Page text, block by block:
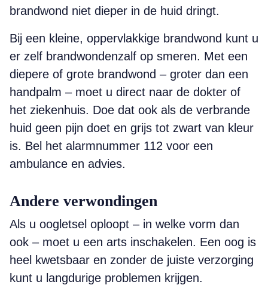
brandwond niet dieper in de huid dringt.
Bij een kleine, oppervlakkige brandwond kunt u
er zelf brandwondenzalf op smeren. Met een
diepere of grote brandwond – groter dan een
handpalm – moet u direct naar de dokter of
het ziekenhuis. Doe dat ook als de verbrande
huid geen pijn doet en grijs tot zwart van kleur
is. Bel het alarmnummer 112 voor een
ambulance en advies.
Andere verwondingen
Als u oogletsel oploopt – in welke vorm dan
ook – moet u een arts inschakelen. Een oog is
heel kwetsbaar en zonder de juiste verzorging
kunt u langdurige problemen krijgen.